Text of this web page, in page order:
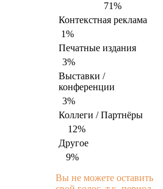
71%
Контекстная реклама
1%
Печатные издания
3%
Выставки /
конференции
3%
Коллеги / Партнёры
12%
Другое
9%
Вы не можете оставить